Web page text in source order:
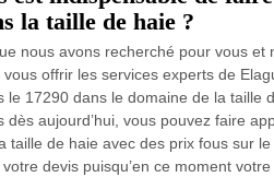
la taille de haie ?
nous avons recherché pour vous
offrir les services experts de
le 17290 dans le domaine de la taille
dès aujourd’hui, vous pouvez faire
taille de haie avec des prix fous sur
devis puisqu’en ce moment